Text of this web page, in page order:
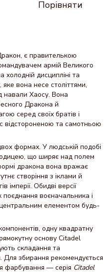
Порівняти
є правителькою
армій Великого
холодній дисципліні та
яке вона несе століттями,
навали Хаосу. Вона
Дракона й
серед своїх братів і
відстороненою та самотньою
формах. У людській подобі
що ширяє над полем
дракона вона вражає
створіння з іклами й
імперії. Обидві версії
поєднання воєначальника і
елементом будь-
одну квадратну
основу Citadel
складання та
збирання рекомендується
фарбування — серія Citadel